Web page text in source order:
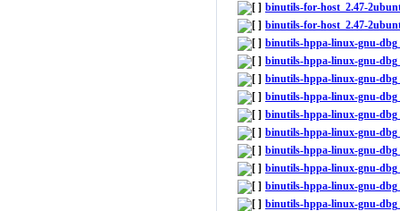
binutils-for-host_2.47-
binutils-for-host_2.47-
binutils-hppa-linux-gnu-
binutils-hppa-linux-gnu-
binutils-hppa-linux-gnu-
binutils-hppa-linux-gnu-
binutils-hppa-linux-gnu-
binutils-hppa-linux-gnu-
binutils-hppa-linux-gnu-
binutils-hppa-linux-gnu-
binutils-hppa-linux-gnu-
binutils-hppa-linux-gnu-